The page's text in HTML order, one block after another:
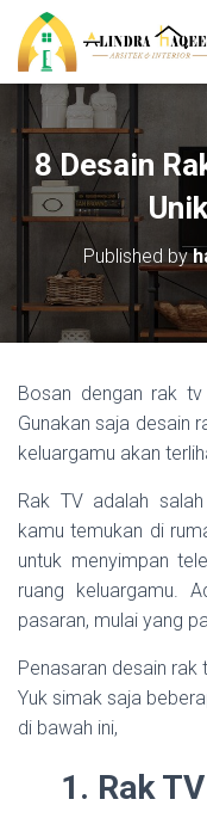
8 Desain
Published by
Bosan dengan rak
Gunakan saja desain
keluargamu akan
Rak TV adalah
kamu temukan di
untuk menyimpan
ruang keluargamu.
pasaran, mulai yang
Penasaran desain rak
Yuk simak saja
di bawah ini,
1. Rak